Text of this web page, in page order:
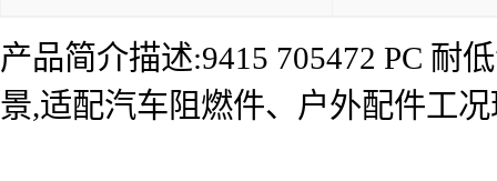
产品简介描述:9415 705472 PC 耐
景,适配汽车阻燃件、户外配件工